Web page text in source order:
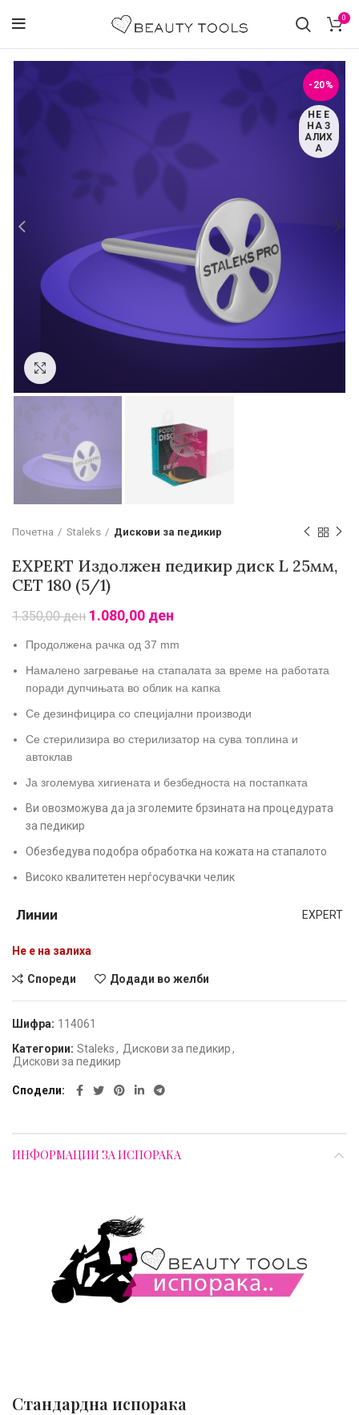
0
-20%
НЕ Е
НА З
АЛИХ
А
Почетна Staleks Дискови за педикир
EXPERT Издолжен педикир диск L 25мм,
СЕТ 180 (5/1)
1.350,00ден 1.080,00 ден
Продолжена рачка од 37 mm
Намалено загревање на стапалата за време на работата
поради дупчињата во облик на капка
Се дезинфицира со специјални производи
Се стерилизира во стерилизатор на сува топлина и
автоклав
Ја зголемува хигиената и безбедноста на постапката
Ви овозможува да ја зголемите брзината на процедурата
за педикир
Обезбедува подобра обработка на кожата на стапалото
Високо квалитетен нерѓосувачки челик
Линии EXPERT
Не е на залиха
Спореди Додади во желби
Шифра: 114061
Категории: Staleks, Дискови за педикир,
Дискови за педикир
Сподели
ИНФОРМАЦИИ ЗА ИСПОРАКА
Стандардна испорака